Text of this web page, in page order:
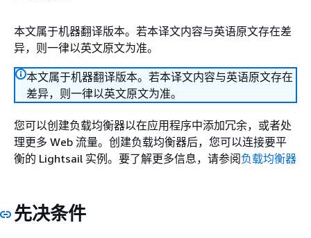
本文属于机器翻译版本。若本译文内容与英语原文存在差
异，则一律以英文原文为准。
本文属于机器翻译版本。若本译文内容与英语原文存在
差异，则一律以英文原文为准。
您可以创建负载均衡器以在应用程序中添加冗余，或者处
理更多 Web 流量。创建负载均衡器后，您可以连接要平
衡的 Lightsail 实例。要了解更多信息，请参阅负载均衡器
先决条件